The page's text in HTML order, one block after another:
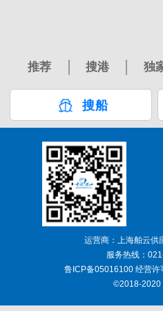
推荐 搜港 独
搜船
运营商：上海舶云供
服务热线：
鲁ICP备05016100 经营
©2018-2020